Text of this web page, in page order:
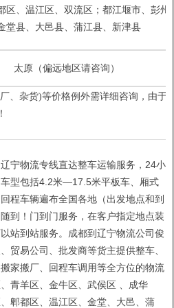
区、温江区、双流区；都江堰市、彭州
堂县、 大邑县、蒲江县、新津县
太原（偏远地区请咨询）
、杂货)等价格例外需详细咨询，由于
宁物流专线直达整车运输服务，24小
型包括4.2米—17.5米平板车、厢式
程车辆遍布全国各地（出发地点和到
到！门到门服务，在客户指定地点装
站到站服务。成都到辽宁物流公司俊
贸易公司、批发商等货主提供整车、
家搬厂、回程车调用等全方位的物流
青羊区、金牛区、武侯区 、成华
郫都区、温江区、金堂、大邑、蒲